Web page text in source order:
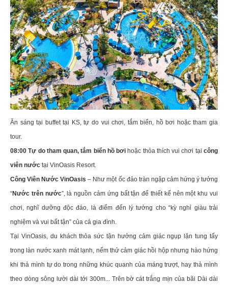
Ăn sáng tại buffet tại KS, tự do vui chơi, tắm biển, hồ bơi hoặc tham gia
tour.
08:00 Tự do tham quan, tắm biển hồ bơi hoặc thỏa thích vui chơi tạicông
viên nước tại VinOasis Resort.
Công Viên Nước VinOasis – Như một ốc đảo tràn ngập cảm hứng ý tưởng
“Nước trên nước”, là nguồn cảm ứng bất tận để thiết kế nên một khu vui
chơi, nghĩ dưỡng độc đáo, là điểm đến lý tưởng cho “kỳ nghỉ giàu trải
nghiệm và vui bất tận” của cả gia đình.
Tại VinOasis, du khách thỏa sức tận hưởng cảm giác ngụp lặn tung tấy
trong làn nước xanh mát lạnh, nếm thử cảm giác hồi hộp nhưng hào hứng
khi thả mình tự do trong những khúc quanh của máng trượt, hay thả mình
theo dòng sông lười dài tới 300m... Trên bờ cát trắng mịn của bãi Dài dài